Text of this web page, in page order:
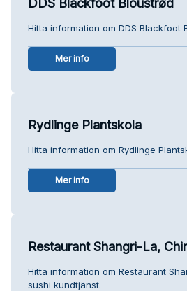
Hitta information om DDS Blackfoot
Mer info
Rydlinge Plantskola
Hitta information om Rydlinge
Mer info
Restaurant Shangri-La,
Hitta information om Restaurant
sushi kundtjänst.